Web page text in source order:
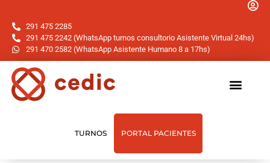
291 475 2285
291 475 2242 (WhatsApp turnos consultorio Asistente Virtual 24hs)
291 470 2582 (WhatsApp Asistente Humano 8 a 17hs)
TURNOS PORTAL PACIENTES